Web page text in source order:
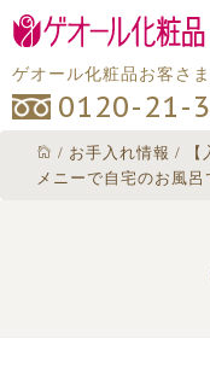
ゲオール化粧品お客さ
0120-21-
/ お手入れ情報 /
メニーで自宅のお風呂